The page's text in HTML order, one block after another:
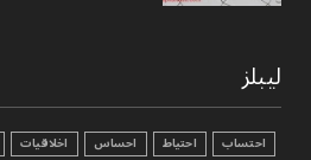
لیبلز
احتساب احتیاط احساس اخلاقیات